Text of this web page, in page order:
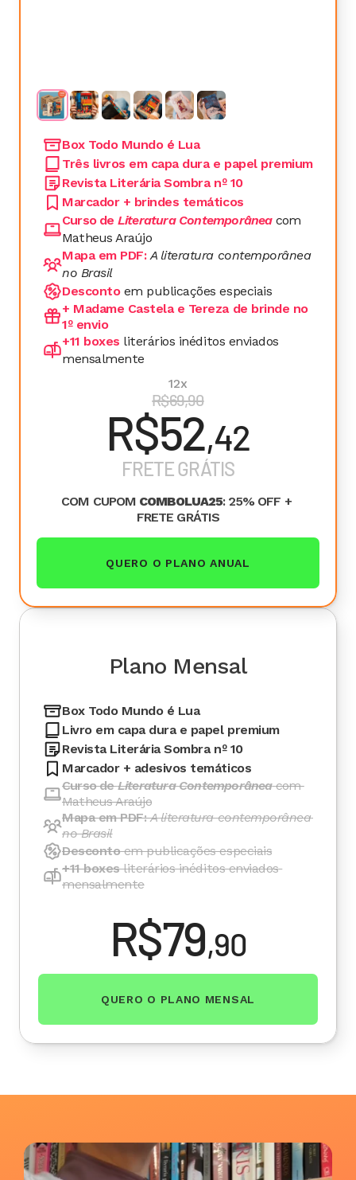
Plano Mensal
Box Todo Mundo é Lua
Livro em capa dura e papel premium
Revista Literária Sombra nº 10
Marcador + adesivos temáticos
Curso de Literatura Contemporânea com
Matheus Araújo
Mapa em PDF: A literatura contemporânea
no Brasil
Desconto em publicações especiais
+11 boxes literários inéditos enviados
mensalmente
R$79,90
QUERO O PLANO MENSAL
Box Todo Mundo é Lua
Três livros em capa dura e papel premium
Revista Literária Sombra nº 10
Marcador + brindes temáticos
Curso de Literatura Contemporânea com
Matheus Araújo
Mapa em PDF: A literatura contemporânea
no Brasil
Desconto em publicações especiais
+ Madame Castela e Tereza de brinde no
1º envio
+11 boxes literários inéditos enviados
mensalmente
12x
R$69,90
R$52,42
FRETE GRÁTIS
COM CUPOM COMBOLUA25: 25% OFF +
FRETE GRÁTIS
QUERO O PLANO ANUAL